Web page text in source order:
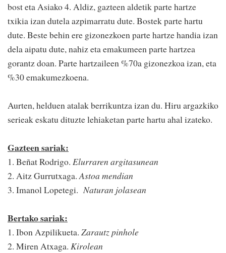
bost eta Asiako 4. Aldiz, gazteen aldetik parte hartze
txikia izan dutela azpimarratu dute. Bostek parte hartu
dute. Beste behin ere gizonezkoen parte hartze handia izan
dela aipatu dute, nahiz eta emakumeen parte hartzea
gorantz doan. Parte hartzaileen %70a gizonezkoa izan, eta
%30 emakumezkoena.
Aurten, helduen atalak berrikuntza izan du. Hiru argazkiko
serieak eskatu dituzte lehiaketan parte hartu ahal izateko.
Gazteen sariak:
1. Beñat Rodrigo. Elurraren argitasunean
2. Aitz Gurrutxaga.Astoa mendian
3. Imanol Lopetegi.Naturan jolasean
Bertako sariak:
1. Ibon Azpilikueta. Zarautz pinhole
2. Miren Atxaga. Kirolean